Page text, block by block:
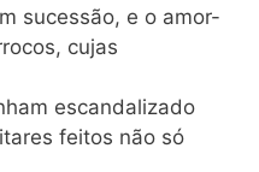
sucessão, e o amor-
cujas
escandalizado
feitos não só